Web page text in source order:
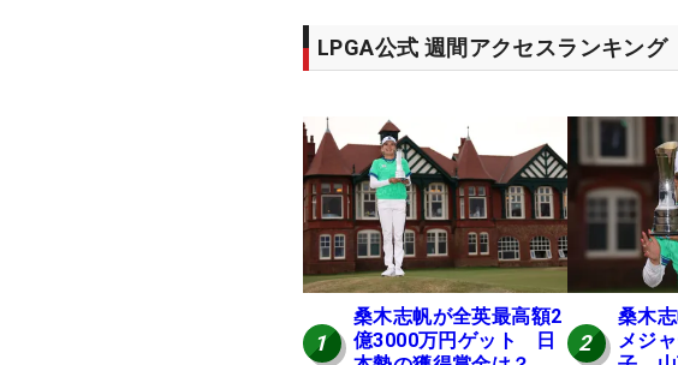
LPGA公式 週間アクセスランキング
1
桑木志帆が全英最高額2
億3000万円ゲット 日
2
桑木
メジ